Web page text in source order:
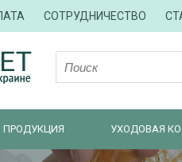
СОТРУДНИЧЕСТВО
ПРОДУКЦИЯ УХОДОВАЯ